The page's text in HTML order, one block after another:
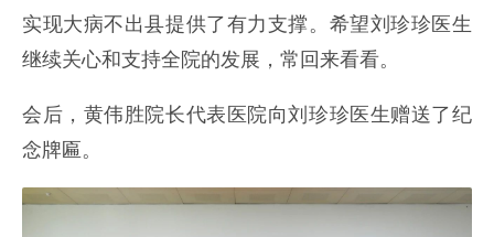
实现大病不出县提供了有力支撑。希望刘珍珍医生
继续关心和支持全院的发展，常回来看看。
会后，黄伟胜院长代表医院向刘珍珍医生赠送了纪
念牌匾。